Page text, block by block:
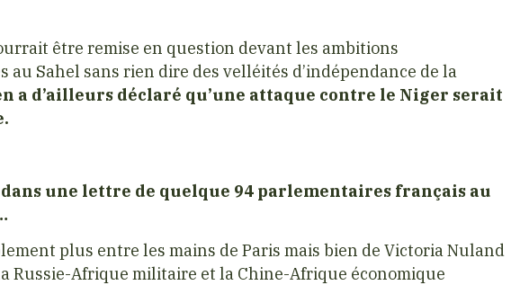
être remise en question devant les ambitions
au Sahel sans rien dire des velléités d’indépendance de la
a d’ailleurs déclaré qu’une attaque contre le Niger serait
dans une lettre de quelque 94 parlementaires français au
plus entre les mains de Paris mais bien de Victoria Nuland
Russie-Afrique militaire et la Chine-Afrique économique